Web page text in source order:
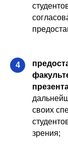
4
своих
зрения;